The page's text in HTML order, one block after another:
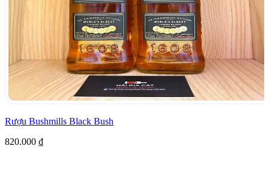
Rượu Bushmills Black Bush
820.000 ₫